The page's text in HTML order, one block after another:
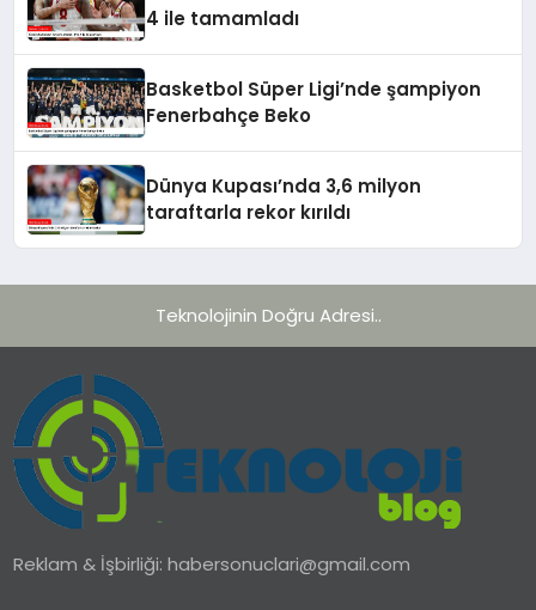
4 ile tamamladı
Basketbol Süper Ligi’nde şampiyon
Fenerbahçe Beko
Dünya Kupası’nda 3,6 milyon
taraftarla rekor kırıldı
Teknolojinin Doğru Adresi..
Reklam & İşbirliği:habersonuclari@gmail.com